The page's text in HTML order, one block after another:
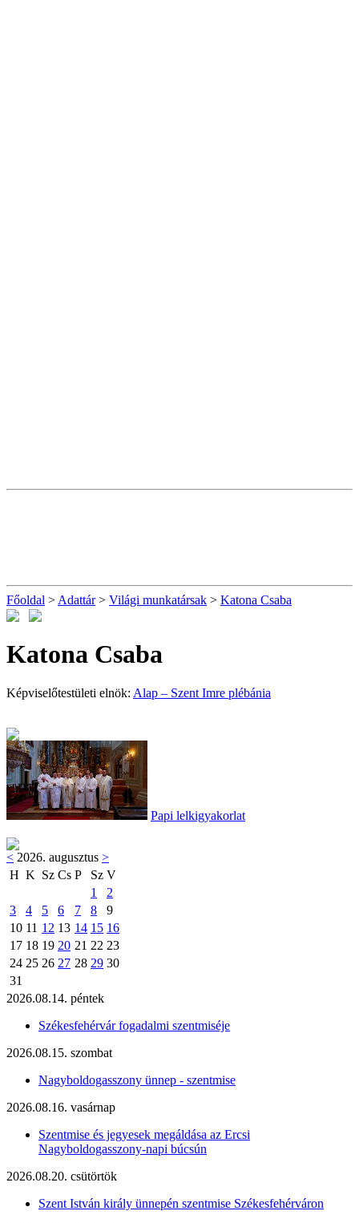
Főoldal > Adattár> Világi munkatársak > Katona Csaba
Katona Csaba
Képviselőtestületi elnök: Alap – Szent Imre plébánia
Papi lelkigyakorlat
< 2026. augusztus >
H K Sz Cs P Sz V
1
2
3
4 5 6 7 8
9
10 11 12 13 14 15 16
17 18 19 20 21 22 23
24 25 26 27 28 29 30
31
2026.08.14. péntek
Székesfehérvár fogadalmi szentmiséje
2026.08.15. szombat
Nagyboldogasszony ünnep - szentmise
2026.08.16. vasárnap
Szentmise és jegyesek megáldása az Ercsi
Nagyboldogasszony-napi búcsún
2026.08.20. csütörtök
Szent István király ünnepén szentmise Székesfehérváron